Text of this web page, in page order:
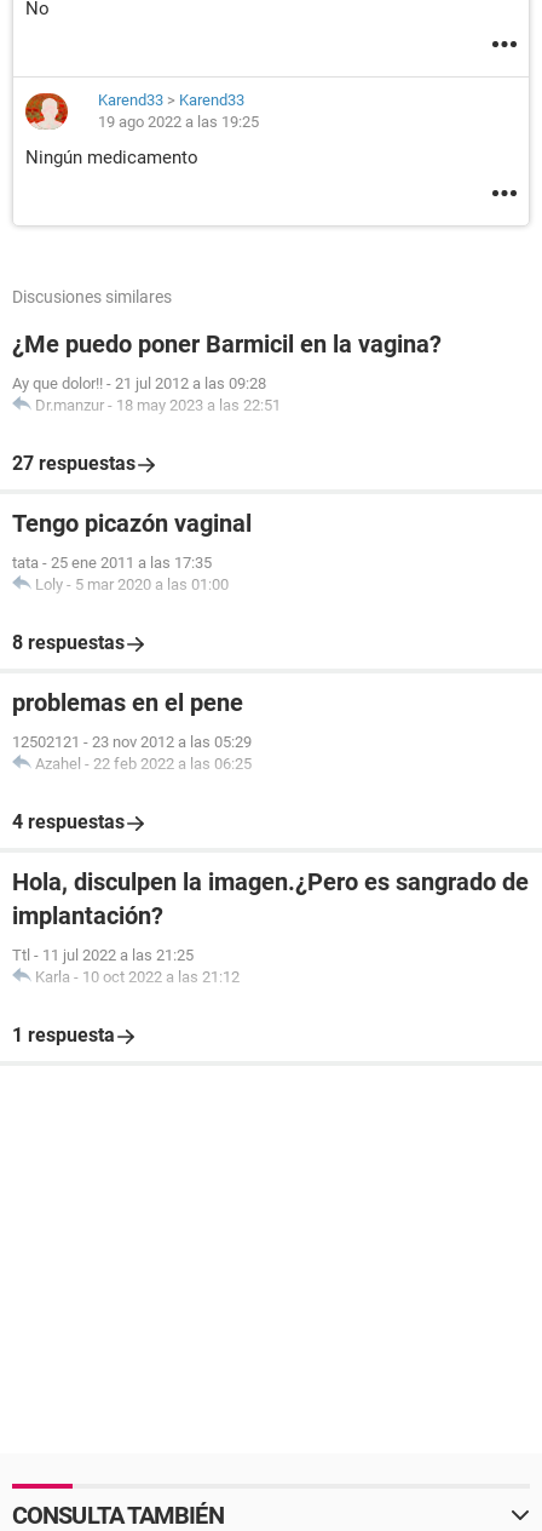
No
Karend33 > Karend33
19 ago 2022 a las 19:25
Ningún medicamento
Discusiones similares
¿Me puedo poner Barmicil en la vagina?
Ay que dolor!! - 21 jul 2012 a las 09:28
Dr.manzur - 18 may 2023 a las 22:51
27 respuestas
Tengo picazón vaginal
tata - 25 ene 2011 a las 17:35
Loly - 5 mar 2020 a las 01:00
8 respuestas
problemas en el pene
12502121 - 23 nov 2012 a las 05:29
Azahel - 22 feb 2022 a las 06:25
4 respuestas
Hola, disculpen la imagen.¿Pero es sangrado de
implantación?
Ttl - 11 jul 2022 a las 21:25
Karla - 10 oct 2022 a las 21:12
1 respuesta
CONSULTA TAMBIÉN